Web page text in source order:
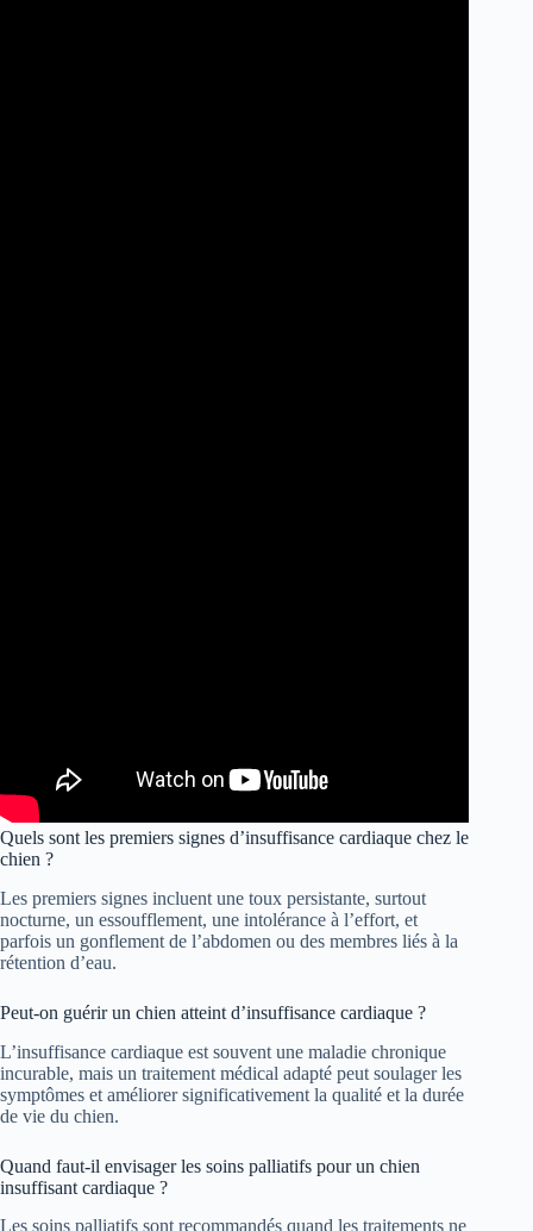
Quels sont les premiers signes d’insuffisance cardiaque chez le
chien ?
Les premiers signes incluent une toux persistante, surtout
nocturne, un essoufflement, une intolérance à l’effort, et
parfois un gonflement de l’abdomen ou des membres liés à la
rétention d’eau.
Peut-on guérir un chien atteint d’insuffisance cardiaque ?
L’insuffisance cardiaque est souvent une maladie chronique
incurable, mais un traitement médical adapté peut soulager les
symptômes et améliorer significativement la qualité et la durée
de vie du chien.
Quand faut-il envisager les soins palliatifs pour un chien
insuffisant cardiaque ?
Les soins palliatifs sont recommandés quand les traitements ne